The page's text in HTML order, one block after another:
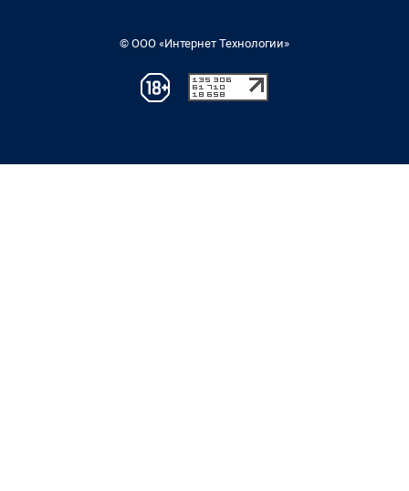
© ООО «Интернет Технологии»